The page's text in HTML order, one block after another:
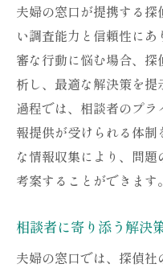
夫婦の窓口が提携する
い調査能力と信頼性に
審な行動に悩む場合、
析し、最適な解決策を
過程では、相談者のプ
報提供が受けられる体
な情報収集により、問
考案することができます。
相談者に寄り添う解決
夫婦の窓口では、探偵社